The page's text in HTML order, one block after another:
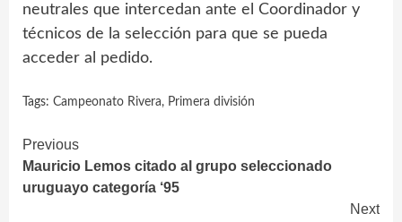
neutrales que intercedan ante el Coordinador y
técnicos de la selección para que se pueda
acceder al pedido.
Tags: Campeonato Rivera, Primera división
Continue
Reading
Previous
Mauricio Lemos citado al grupo seleccionado
uruguayo categoría ‘95
Next